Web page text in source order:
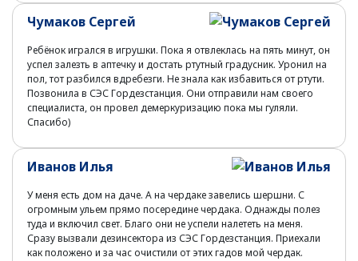
Чумаков Сергей
Ребёнок игрался в игрушки. Пока я отвлеклась на пять минут, он
успел залезть в аптечку и достать ртутный градусник. Уронил на
пол, тот разбился вдребезги. Не знала как избавиться от ртути.
Позвонила в СЭС Гордезстанция. Они отправили нам своего
специалиста, он провел демеркуризацию пока мы гуляли.
Спасибо)
Иванов Илья
У меня есть дом на даче. А на чердаке завелись шершни. С
огромным ульем прямо посередине чердака. Однажды полез
туда и включил свет. Благо они не успели налететь на меня.
Сразу вызвали дезинсектора из СЭС Гордезстанция. Приехали
как положено и за час очистили от этих гадов мой чердак.